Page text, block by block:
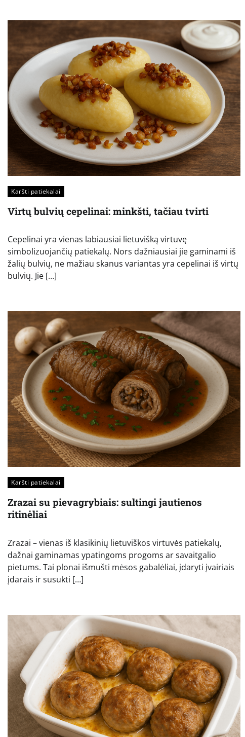
Karšti patiekalai
Virtų bulvių cepelinai: minkšti, tačiau tvirti
Cepelinai yra vienas labiausiai lietuvišką virtuvę
simbolizuojančių patiekalų. Nors dažniausiai jie gaminami iš
žalių bulvių, ne mažiau skanus variantas yra cepelinai iš virtų
bulvių. Jie […]
Karšti patiekalai
Zrazai su pievagrybiais: sultingi jautienos
ritinėliai
Zrazai – vienas iš klasikinių lietuviškos virtuvės patiekalų,
dažnai gaminamas ypatingoms progoms ar savaitgalio
pietums. Tai plonai išmušti mėsos gabalėliai, įdaryti įvairiais
įdarais ir susukti […]